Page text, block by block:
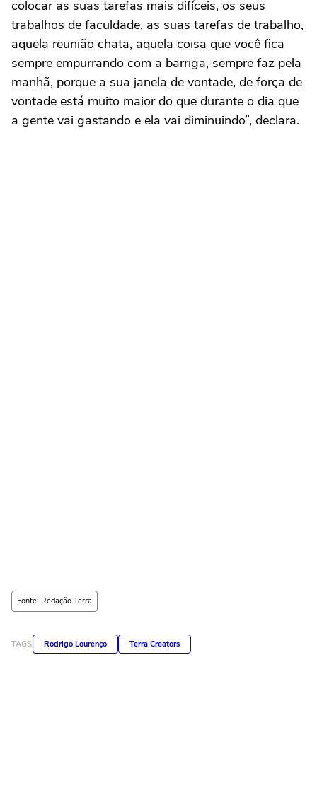
colocar as suas tarefas mais difíceis, os seus
trabalhos de faculdade, as suas tarefas de trabalho,
aquela reunião chata, aquela coisa que você fica
sempre empurrando com a barriga, sempre faz pela
manhã, porque a sua janela de vontade, de força de
vontade está muito maior do que durante o dia que
a gente vai gastando e ela vai diminuindo”, declara.
Fonte: Redação Terra
TAGS Rodrigo Lourenço Terra Creators